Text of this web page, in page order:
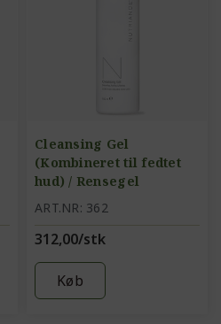
Cleansing Gel
(Kombineret til fedtet
hud) / Rensegel
ART.NR: 362
312,00/stk
Køb